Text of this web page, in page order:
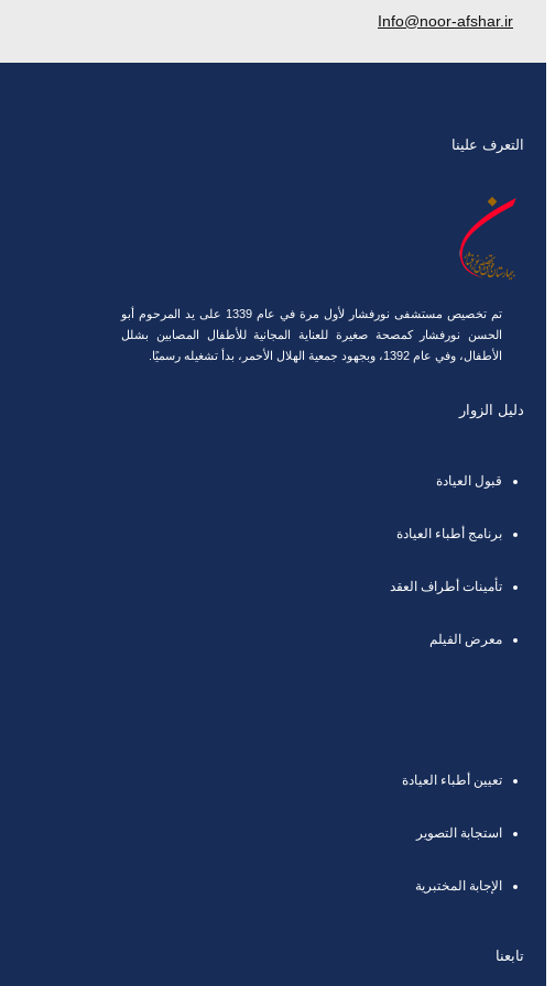
Info@noor-afshar.ir
التعرف علينا
تم تخصيص مستشفى نورفشار لأول مرة في عام 1339 على يد المرحوم أبو
الحسن نورفشار كمصحة صغيرة للعناية المجانية للأطفال المصابين بشلل
الأطفال، وفي عام 1392، وبجهود جمعية الهلال الأحمر، بدأ تشغيله رسميًا.
دليل الزوار
قبول العيادة
برنامج أطباء العيادة
تأمينات أطراف العقد
معرض الفيلم
تعيين أطباء العيادة
استجابة التصوير
الإجابة المختبرية
تابعنا